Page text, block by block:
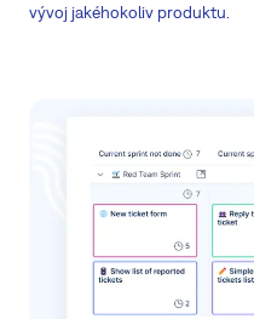
vývoj jakéhokoliv produktu.